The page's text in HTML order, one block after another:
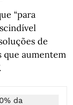
“para
de
que aumentem